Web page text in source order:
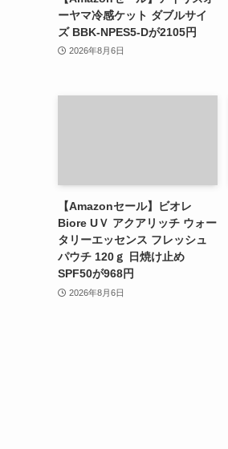
ーヤマ冷感ケット ダブルサイ
ズ BBK-NPES5-Dが2105円
2026年8月6日
【Amazonセール】ビオレ
Biore UＶ アクアリッチ ウォー
タリーエッセンス フレッシュ
パウチ 120ｇ 日焼け止め
SPF50が968円
2026年8月6日